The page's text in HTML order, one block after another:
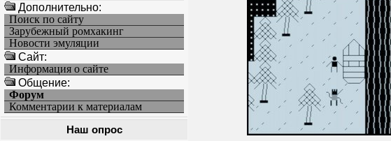
Дополнительно:
Поиск по сайту
Зарубежный ромхакинг
Новости эмуляции
Cайт:
Информация о сайте
Общение:
Форум
Комментарии к материалам
Наш опрос